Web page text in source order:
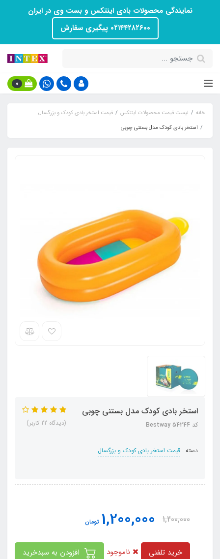
نمایندگی محصولات بادی اینتکس و بست وی در ایران
۰۲۱۴۴۲۸۲۶۰۰ پیگیری سفارش
0
خانه لیست قیمت محصولات اینتکس
قیمت استخر بادی کودک و بزرگسال
استخر بادی کودک مدل بستنی چوبی
استخر بادی کودک مدل بستنی چوبی
کد Bestway 54244
دسته : قیمت استخر بادی کودک و بزرگسال
(دیدگاه 22 کاربر)
1,200,000
1,200,000 تومان
خرید تلفنی ناموجود